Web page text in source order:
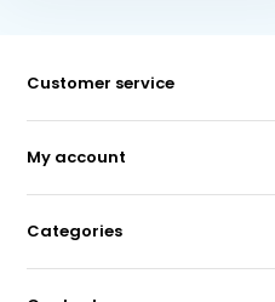
Customer service
My account
Categories